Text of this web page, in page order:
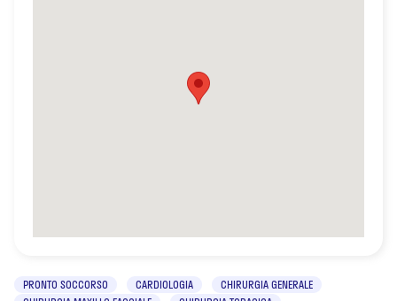
PRONTO SOCCORSO CARDIOLOGIA
CHIRURGIA GENERALE